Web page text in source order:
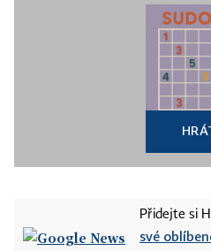
Přidejte si
své